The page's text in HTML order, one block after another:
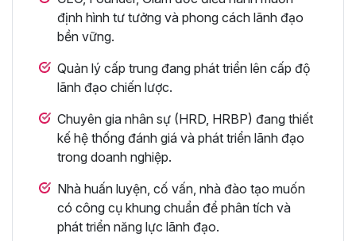
định hình tư tưởng và phong cách lãnh đạo
bền vững.
Quản lý cấp trung đang phát triển lên cấp độ
lãnh đạo chiến lược.
Chuyên gia nhân sự (HRD, HRBP) đang thiết
kế hệ thống đánh giá và phát triển lãnh đạo
trong doanh nghiệp.
Nhà huấn luyện, cố vấn, nhà đào tạo muốn
có công cụ khung chuẩn để phân tích và
phát triển năng lực lãnh đạo.